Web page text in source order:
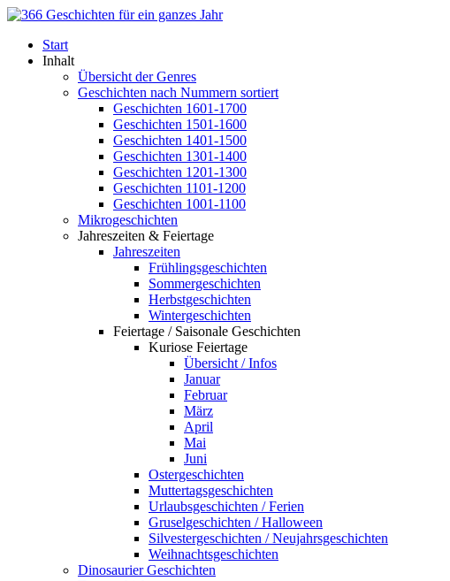
Start
Inhalt
Übersicht der Genres
Geschichten nach Nummern sortiert
Geschichten 1601-1700
Geschichten 1501-1600
Geschichten 1401-1500
Geschichten 1301-1400
Geschichten 1201-1300
Geschichten 1101-1200
Geschichten 1001-1100
Mikrogeschichten
Jahreszeiten & Feiertage
Jahreszeiten
Frühlingsgeschichten
Sommergeschichten
Herbstgeschichten
Wintergeschichten
Feiertage / Saisonale Geschichten
Kuriose Feiertage
Übersicht / Infos
Januar
Februar
März
April
Mai
Juni
Ostergeschichten
Muttertagsgeschichten
Urlaubsgeschichten / Ferien
Gruselgeschichten / Halloween
Silvestergeschichten / Neujahrsgeschichten
Weihnachtsgeschichten
Dinosaurier Geschichten